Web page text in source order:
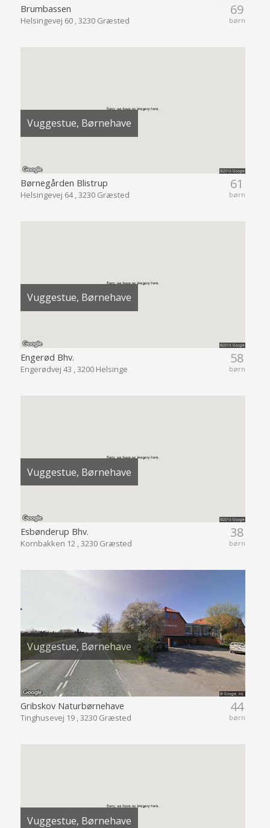
69
børn
Brumbassen
Helsingevej 60 , 3230 Græsted
Vuggestue, Børnehave
61
børn
Børnegården Blistrup
Helsingevej 64 , 3230 Græsted
Vuggestue, Børnehave
58
børn
Engerød Bhv.
Engerødvej 43 , 3200 Helsinge
Vuggestue, Børnehave
38
børn
Esbønderup Bhv.
Kornbakken 12 , 3230 Græsted
Vuggestue, Børnehave
44
børn
Gribskov Naturbørnehave
Tinghusevej 19 , 3230 Græsted
Vuggestue, Børnehave